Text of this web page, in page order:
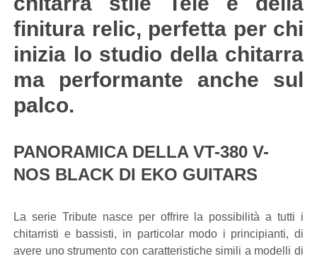
finitura relic, perfetta per chi
inizia lo studio della chitarra
ma performante anche sul
palco.
PANORAMICA DELLA VT-380 V-
NOS BLACK DI EKO GUITARS
La serie Tribute nasce per offrire la possibilità a tutti i
chitarristi e bassisti, in particolar modo i principianti, di
avere uno strumento con caratteristiche simili a modelli di